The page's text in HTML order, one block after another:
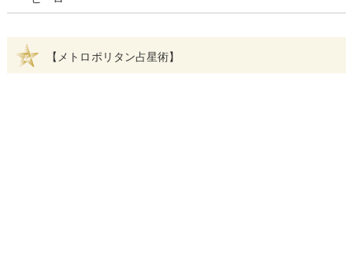
【メトロポリタン占星術】